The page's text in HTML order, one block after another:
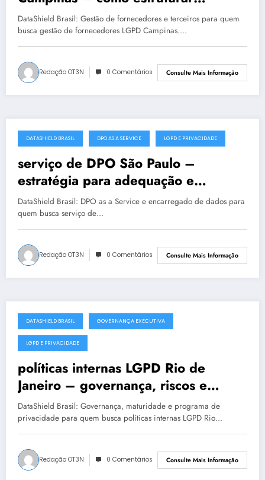
privacidade com segurança
DataShield Brasil: Gestão de fornecedores e terceiros para quem
busca gestão de fornecedores LGPD Campinas.…
Redação OT3N 0 Comentários Consulte Mais Informação
julho 19, 2025
DATASHIELD BRASIL DPO AS A SERVICE LGPD E PRIVACIDADE
serviço de DPO São Paulo –
estratégia para adequação e
maturidade
DataShield Brasil: DPO as a Service e encarregado de dados para
quem busca serviço de…
Redação OT3N 0 Comentários Consulte Mais Informação
julho 19, 2025
DATASHIELD BRASIL GOVERNANÇA EXECUTIVA
LGPD E PRIVACIDADE
políticas internas LGPD Rio de
Janeiro – governança, riscos e
conformidade
DataShield Brasil: Governança, maturidade e programa de
privacidade para quem busca políticas internas LGPD Rio…
Redação OT3N 0 Comentários Consulte Mais Informação